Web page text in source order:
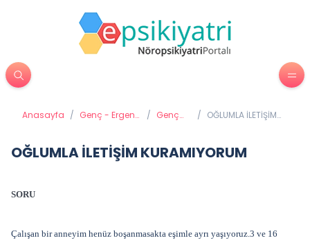
Anasayfa / Genç - Ergen
/ Genç
/ OĞLUMLA İLETİŞİM
OĞLUMLA İLETİŞİM KURAMIYORUM
SORU
Çalışan bir anneyim henüz boşanmasakta eşimle ayrı yaşıyoruz.3 ve 16